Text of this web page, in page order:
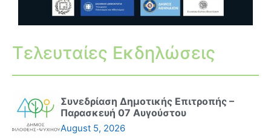
Τελευταίες Εκδηλώσεις
Συνεδρίαση Δημοτικής Επιτροπής –
Παρασκευή 07 Αυγούστου
August 5, 2026